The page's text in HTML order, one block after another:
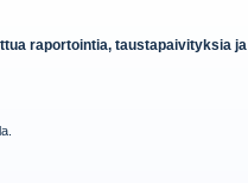
raportointia, taustapaivityksia ja